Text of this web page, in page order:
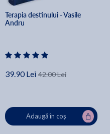
Terapia destinului - Vasile
Andru
39.90 Lei 42.00 Lei
Adaugă în coș